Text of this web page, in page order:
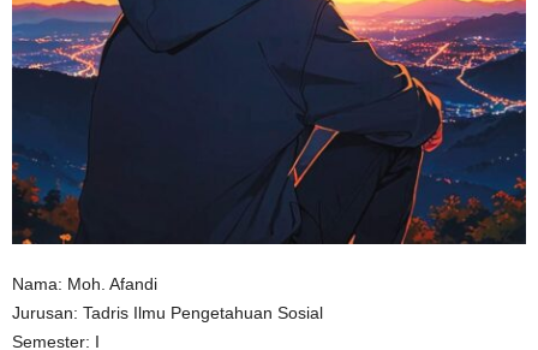
Nama: Moh. Afandi
Jurusan: Tadris Ilmu Pengetahuan Sosial
Semester: I